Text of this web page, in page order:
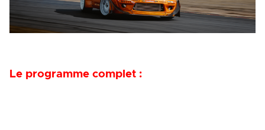
Le programme complet :